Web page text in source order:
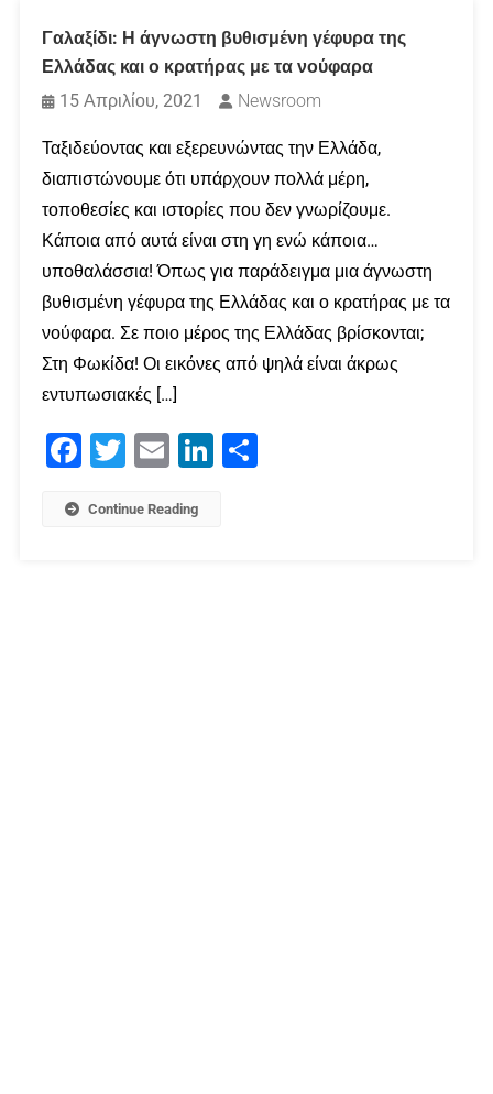
Γαλαξίδι: Η άγνωστη βυθισμένη γέφυρα της
Ελλάδας και ο κρατήρας με τα νούφαρα
15 Απριλίου, 2021
Newsroom
Ταξιδεύοντας και εξερευνώντας την Ελλάδα,
διαπιστώνουμε ότι υπάρχουν πολλά μέρη,
τοποθεσίες και ιστορίες που δεν γνωρίζουμε.
Κάποια από αυτά είναι στη γη ενώ κάποια…
υποθαλάσσια! Όπως για παράδειγμα μια άγνωστη
βυθισμένη γέφυρα της Ελλάδας και ο κρατήρας με τα
νούφαρα. Σε ποιο μέρος της Ελλάδας βρίσκονται;
Στη Φωκίδα! Οι εικόνες από ψηλά είναι άκρως
εντυπωσιακές […]
Facebook
Twitter Email LinkedIn
Continue Reading